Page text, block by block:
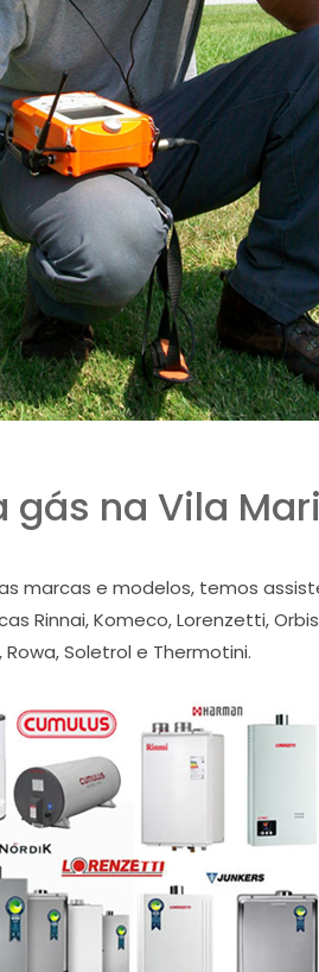
na Vila
marcas e modelos, temos
Komeco, Lorenzetti,
Rowa, Soletrol e Thermotini.